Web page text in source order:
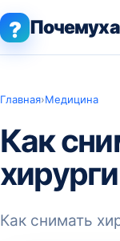
? Почемуха
Главная›Медицина
Как
Как снимать